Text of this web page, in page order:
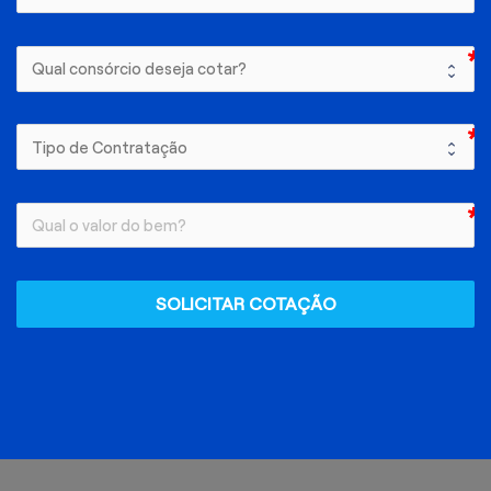
SOLICITAR COTAÇÃO